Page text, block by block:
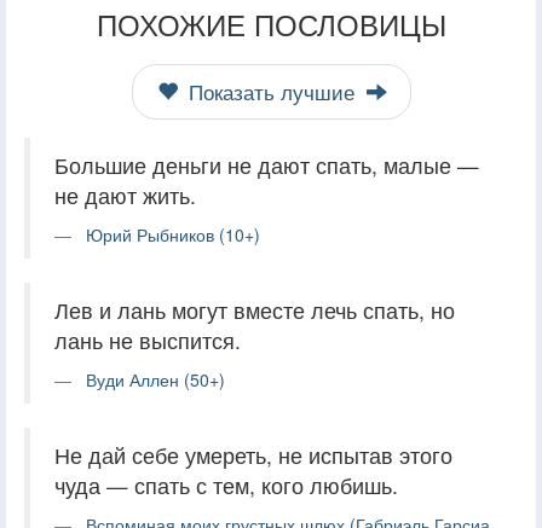
ПОХОЖИЕ ПОСЛОВИЦЫ
Показать лучшие
Большие деньги не дают спать, малые —
не дают жить.
Юрий Рыбников (10+)
Лев и лань могут вместе лечь спать, но
лань не выспится.
Вуди Аллен (50+)
Не дай себе умереть, не испытав этого
чуда — спать с тем, кого любишь.